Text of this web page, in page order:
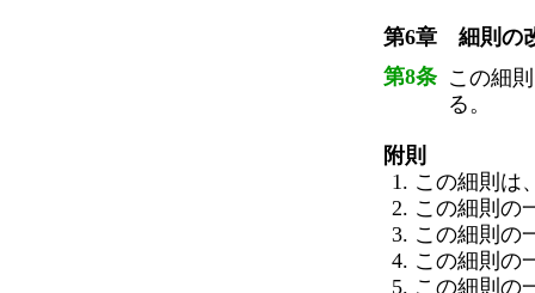
第6章 細則の
第8条 この細
る。
附則
この細則は
この細則の
この細則の
この細則の
この細則の